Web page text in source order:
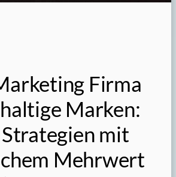
Firma
Marken:
mit
Mehrwert